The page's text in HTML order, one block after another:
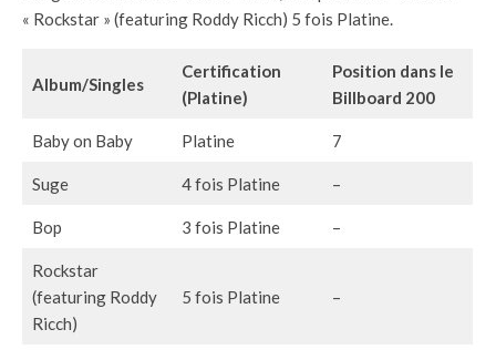
« Rockstar » (featuring Roddy Ricch) 5 fois Platine.
Album/Singles
Certification
(Platine)
Position dans le
Billboard 200
Baby on Baby Platine 7
Suge 4 fois Platine –
Bop 3 fois Platine –
Rockstar
(featuring Roddy
Ricch)
5 fois Platine –